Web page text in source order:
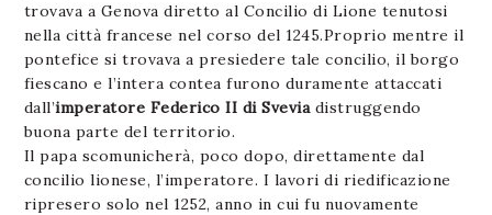
trovava a Genova diretto al Concilio di Lione tenutosi
nella città francese nel corso del 1245.Proprio mentre il
pontefice si trovava a presiedere tale concilio, il borgo
fiescano e l’intera contea furono duramente attaccati
dall’imperatore Federico II di Sveviadistruggendo
buona parte del territorio.
Il papa scomunicherà, poco dopo, direttamente dal
concilio lionese, l’imperatore. I lavori di riedificazione
ripresero solo nel 1252, anno in cui fu nuovamente